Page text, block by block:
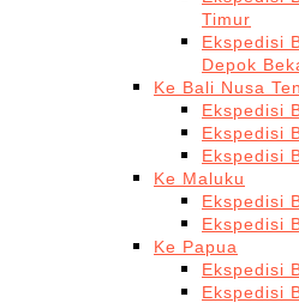
Timur
Ekspedisi
Depok
Ke Bali Nusa
Ekspedisi
Ekspedisi
Ekspedisi
Ke Maluku
Ekspedisi
Ekspedisi
Ke Papua
Ekspedisi
Ekspedisi